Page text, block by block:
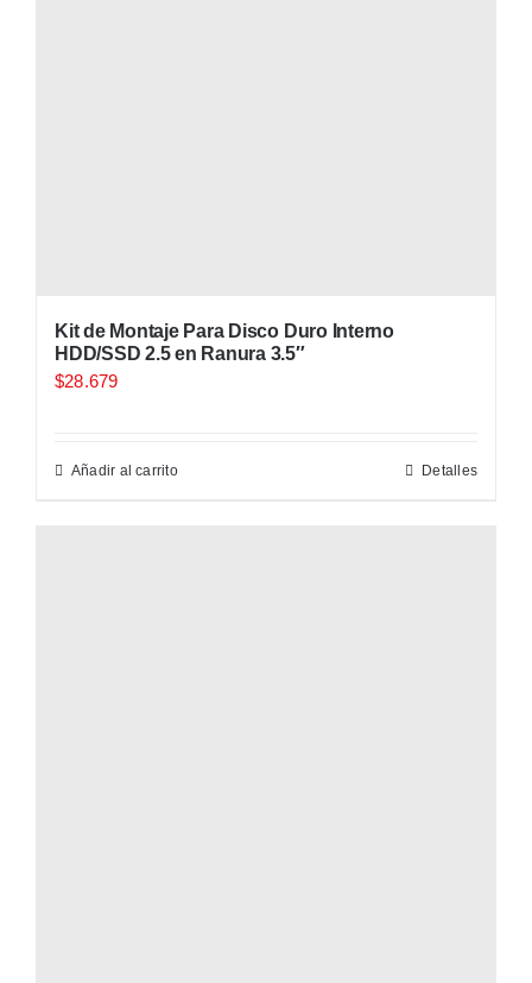
Kit de Montaje Para Disco Duro Interno
HDD/SSD 2.5 en Ranura 3.5″
$28.679
Añadir al carrito Detalles